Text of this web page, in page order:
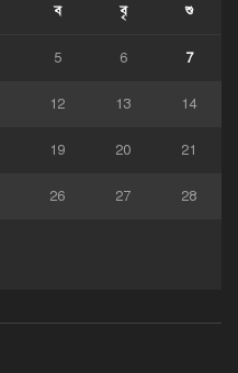
ব বৃ শু
5 6 7
12 13 14
19 20 21
26 27 28